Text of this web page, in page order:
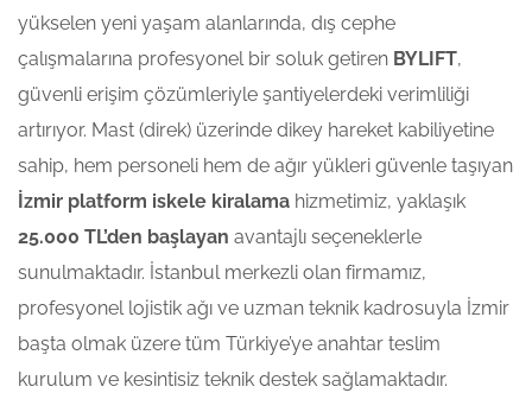
yükselen yeni yaşam alanlarında, dış cephe
çalışmalarına profesyonel bir soluk getiren BYLIFT,
güvenli erişim çözümleriyle şantiyelerdeki verimliliği
artırıyor. Mast (direk) üzerinde dikey hareket kabiliyetine
sahip, hem personeli hem de ağır yükleri güvenle taşıyan
İzmir platform iskele kiralama hizmetimiz, yaklaşık
25.000 TL’den başlayan avantajlı seçeneklerle
sunulmaktadır. İstanbul merkezli olan firmamız,
profesyonel lojistik ağı ve uzman teknik kadrosuyla İzmir
başta olmak üzere tüm Türkiye’ye anahtar teslim
kurulum ve kesintisiz teknik destek sağlamaktadır.